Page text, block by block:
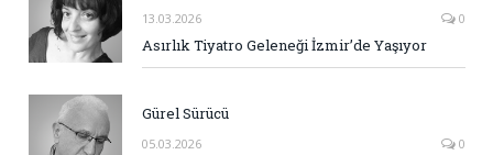
13.03.2026 0
Asırlık Tiyatro Geleneği İzmir’de Yaşıyor
Gürel Sürücü
05.03.2026 0